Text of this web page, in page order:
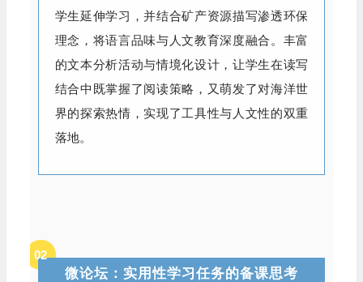
学生延伸学习，并结合矿产资源描写渗透环保
理念，将语言品味与人文教育深度融合。丰富
的文本分析活动与情境化设计，让学生在读写
结合中既掌握了阅读策略，又萌发了对海洋世
界的探索热情，实现了工具性与人文性的双重
落地。
02
微论坛：实用性学习任务的备课思考